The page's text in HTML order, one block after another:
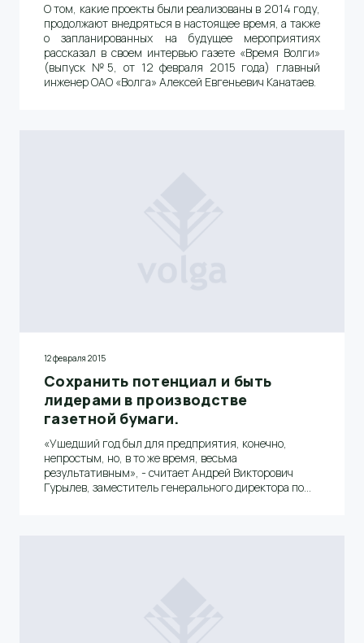
О том, какие проекты были реализованы в 2014 году,
продолжают внедряться в настоящее время, а также
о запланированных на будущее мероприятиях
рассказал в своем интервью газете «Время Волги»
(выпуск №5, от 12 февраля 2015 года) главный
инженер ОАО «Волга» Алексей Евгеньевич Канатаев.
12 февраля 2015
Сохранить потенциал и быть
лидерами в производстве
газетной бумаги.
«Ушедший год был для предприятия, конечно,
непростым, но, в то же время, весьма
результативным», - считает Андрей Викторович
Гурылев, заместитель генерального директора по